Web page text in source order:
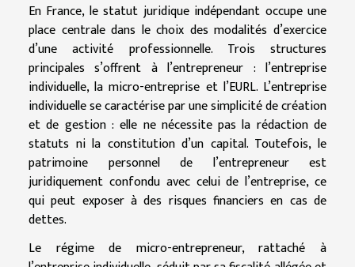
En France, le statut juridique indépendant occupe une
place centrale dans le choix des modalités d’exercice
d’une activité professionnelle. Trois structures
principales s’offrent à l’entrepreneur : l’entreprise
individuelle, la micro-entreprise et l’EURL. L’entreprise
individuelle se caractérise par une simplicité de création
et de gestion : elle ne nécessite pas la rédaction de
statuts ni la constitution d’un capital. Toutefois, le
patrimoine personnel de l’entrepreneur est
juridiquement confondu avec celui de l’entreprise, ce
qui peut exposer à des risques financiers en cas de
dettes.
Le régime de micro-entrepreneur, rattaché à